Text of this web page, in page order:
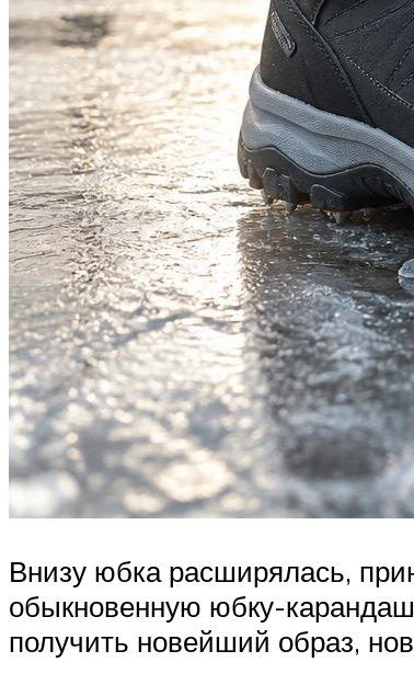
Внизу юбка расширялась,
обыкновенную юбку-
получить новейший образ,